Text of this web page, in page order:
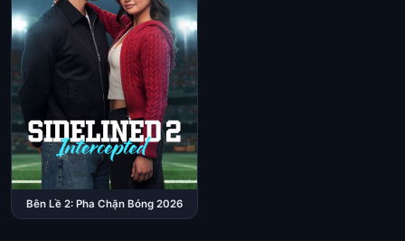
Bên Lề 2: Pha Chặn Bóng 2026